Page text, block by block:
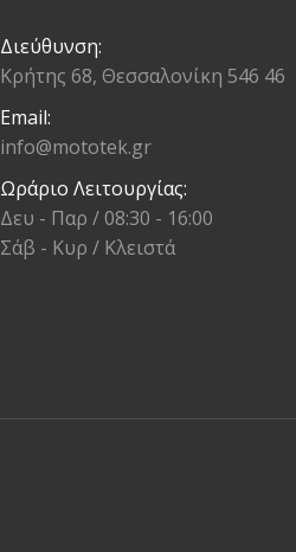
Διεύθυνση:
Κρήτης 68, Θεσσαλονίκη 546 46
Email:
info@mototek.gr
Ωράριο Λειτουργίας:
Δευ - Παρ / 08:30 - 16:00
Σάβ - Κυρ / Κλειστά